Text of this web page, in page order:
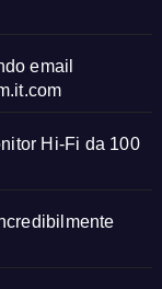
email
Hi-Fi da 100